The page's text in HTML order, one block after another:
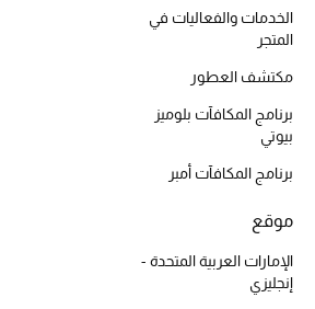
الأكثر مبيعاً
العطور
مكتشف العطور
المكياج
الخدمات والفعاليات في
المتجر
مكتشف العطور
برنامج المكافآت بلوميز
بيوتي
برنامج المكافآت أمبر
موقع
الإمارات العربية المتحدة -
إنجليزي